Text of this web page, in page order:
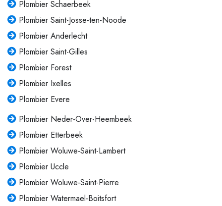
Plombier Schaerbeek
Plombier Saint-Josse-ten-Noode
Plombier Anderlecht
Plombier Saint-Gilles
Plombier Forest
Plombier Ixelles
Plombier Evere
Plombier Neder-Over-Heembeek
Plombier Etterbeek
Plombier Woluwe-Saint-Lambert
Plombier Uccle
Plombier Woluwe-Saint-Pierre
Plombier Watermael-Boitsfort